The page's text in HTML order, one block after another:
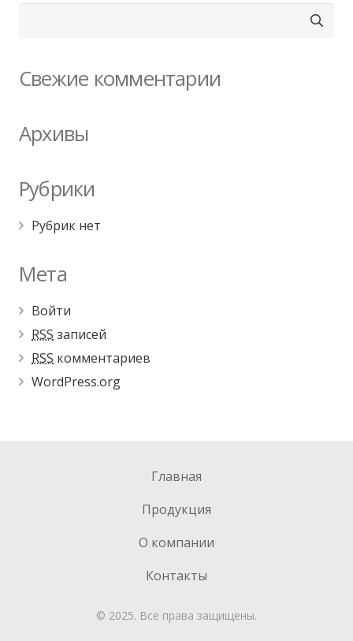
Свежие комментарии
Архивы
Рубрики
Рубрик нет
Мета
Войти
RSS записей
RSS комментариев
WordPress.org
Главная
Продукция
О компании
Контакты
© 2025. Все права защищены.